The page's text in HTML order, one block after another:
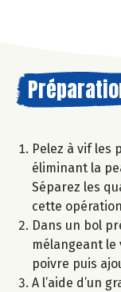
Pelez à vif les
éliminant la
Séparez les
cette
Dans un bol
mélangeant le
poivre puis
A l’aide d’un